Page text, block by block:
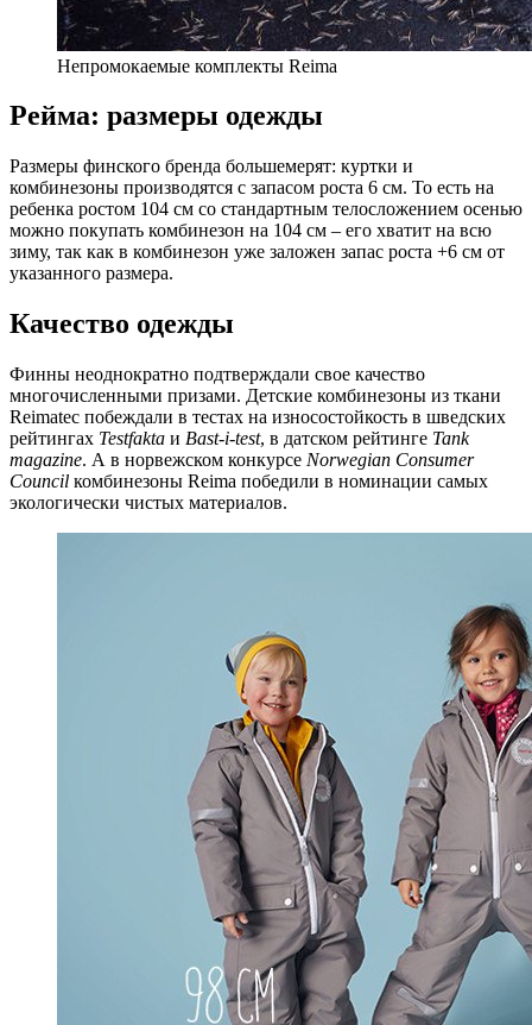
Непромокаемые комплекты Reima
Рейма: размеры одежды
Размеры финского бренда большемерят: куртки и
комбинезоны производятся с запасом роста 6 см. То есть на
ребенка ростом 104 см со стандартным телосложением осенью
можно покупать комбинезон на 104 см – его хватит на всю
зиму, так как в комбинезон уже заложен запас роста +6 см от
указанного размера.
Качество одежды
Финны неоднократно подтверждали свое качество
многочисленными призами. Детские комбинезоны из ткани
Reimatec побеждали в тестах на износостойкость в шведских
рейтингах Testfakta и Bast-i-test, в датском рейтинге Tank
magazine. А в норвежском конкурсе Norwegian Consumer
Council комбинезоны Reima победили в номинации самых
экологически чистых материалов.